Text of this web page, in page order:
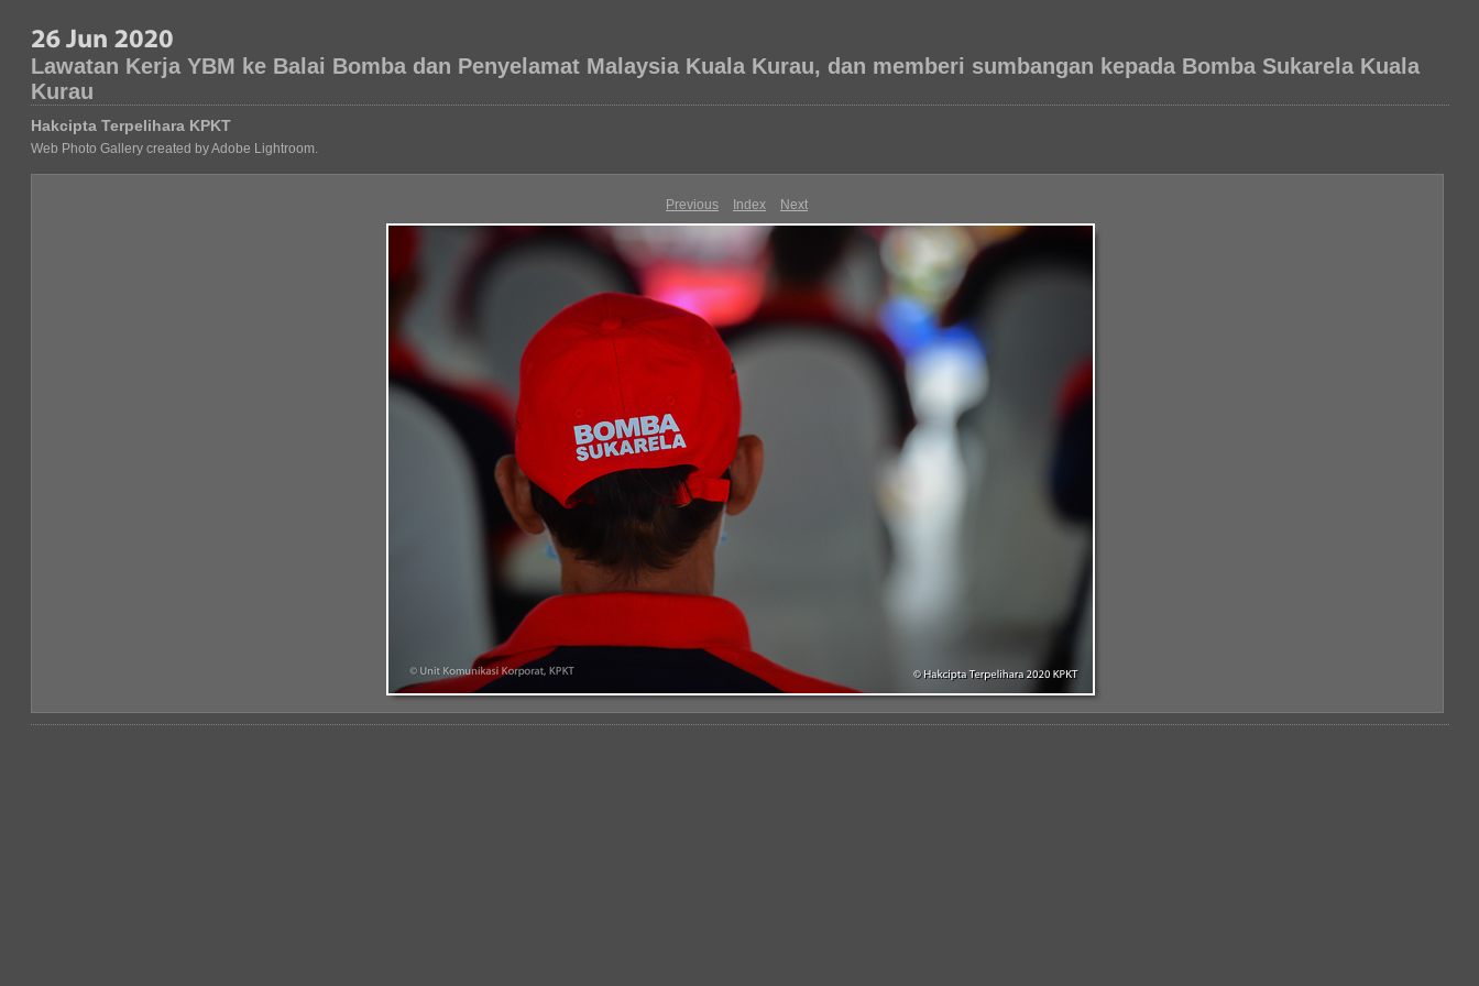
Lawatan Kerja YBM ke Balai Bomba dan Penyelamat Malaysia Kuala Kurau, dan memberi sumbangan kepada Bomba Sukarela Kuala
Kurau
Hakcipta Terpelihara KPKT
Web Photo Gallery created by Adobe Lightroom.
Previous Index Next